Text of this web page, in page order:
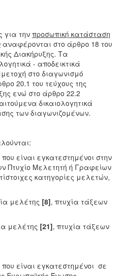
για τηνπροσωπική κατάσταση
αναφέρονται στο άρθρο 18 του
Διακήρυξης. Τα
- αποδεικτικά
στο διαγωνισμό
20.1 του τεύχους της
ενώ στο άρθρο 22.2
δικαιολογητικά
των διαγωνιζομένων.
είναι εγκατεστημένοι στην
Πτυχίο Μελετητή ή Γραφείων
κατηγορίες μελετών,
μελέτης [8], πτυχία τάξεων
μελέτης [21], πτυχία τάξεων
είναι εγκατεστημένοι σε